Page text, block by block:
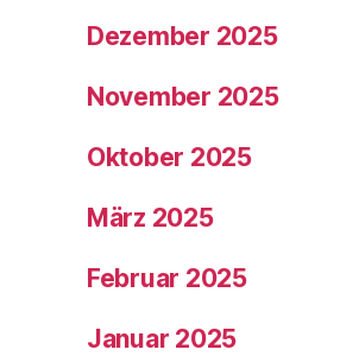
Dezember 2025
November 2025
Oktober 2025
März 2025
Februar 2025
Januar 2025